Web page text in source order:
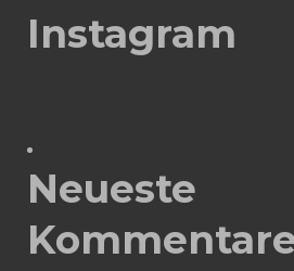
Instagram
Neueste